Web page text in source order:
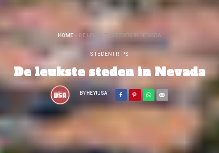
HOME» DE LEUKSTE STEDEN IN NEVADA
STEDENTRIPS
De leukste steden in Nevada
BY HEY!USA